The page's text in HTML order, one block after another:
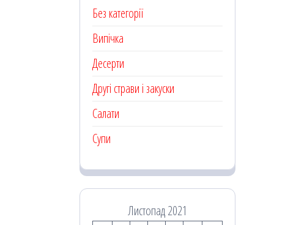
Без категорії
Випічка
Десерти
Другі страви і закуски
Салати
Супи
Листопад 2021